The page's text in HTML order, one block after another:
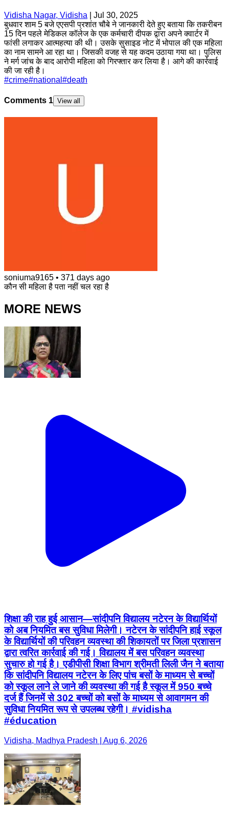
Vidisha Nagar, Vidisha
Jul 30, 2025
बुधवार शाम 5 बजे एएसपी प्रशांत चौबे ने जानकारी देते हुए बताया कि तकरीबन
15 दिन पहले मेडिकल कॉलेज के एक कर्मचारी दीपक द्वारा अपने क्वार्टर में
फांसी लगाकर आत्महत्या की थी। उसके सुसाइड नोट में भोपाल की एक महिला
का नाम सामने आ रहा था। जिसकी वजह से यह कदम उठाया गया था। पुलिस
ने मर्ग जांच के बाद आरोपी महिला को गिरफ्तार कर लिया है। आगे की कार्रवाई
की जा रही है।
#crime#national #death
Comments 1 View all
soniuma9165 • 371 days ago
कौन सी महिला है पता नहीं चल रहा है
MORE NEWS
शिक्षा की राह हुई आसान—सांदीपनि विद्यालय नटेरन के विद्यार्थियों
को अब नियमित बस सुविधा मिलेगी। नटेरन के सांदीपनि हाई स्कूल
के विद्यार्थियों की परिवहन व्यवस्था की शिकायतों पर जिला प्रशासन
द्वारा त्वरित कार्रवाई की गई। विद्यालय में बस परिवहन व्यवस्था
सुचारु हो गई है। एडीपीसी शिक्षा विभाग श्रीमती लिली जैन ने बताया
कि सांदीपनि विद्यालय नटेरन के लिए पांच बसों के माध्यम से बच्चों
को स्कूल लाने ले जाने की व्यवस्था की गई है स्कूल में 950 बच्चे
दर्ज हैं जिनमें से 302 बच्चों को बसों के माध्यम से आवागमन की
सुविधा नियमित रूप से उपलब्ध रहेगी। #vidisha
#éducation
Vidisha, Madhya Pradesh | Aug 6, 2026